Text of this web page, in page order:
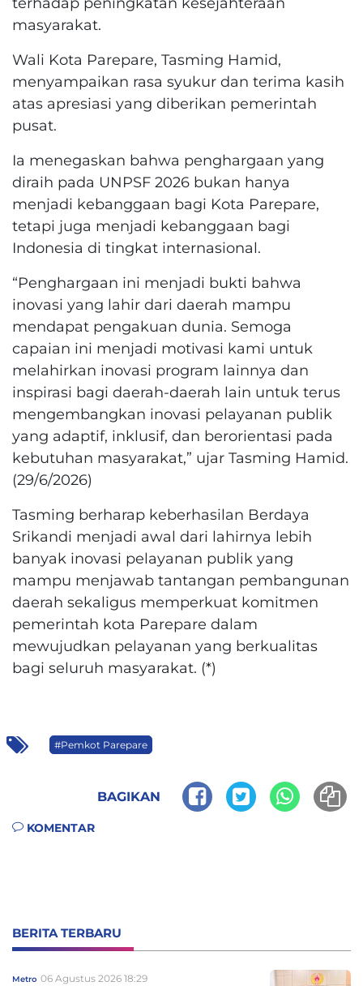
masyarakat.
Wali Kota Parepare, Tasming Hamid,
menyampaikan rasa syukur dan terima kasih
atas apresiasi yang diberikan pemerintah
pusat.
Ia menegaskan bahwa penghargaan yang
diraih pada UNPSF 2026 bukan hanya
menjadi kebanggaan bagi Kota Parepare,
tetapi juga menjadi kebanggaan bagi
Indonesia di tingkat internasional.
“Penghargaan ini menjadi bukti bahwa
inovasi yang lahir dari daerah mampu
mendapat pengakuan dunia. Semoga
capaian ini menjadi motivasi kami untuk
melahirkan inovasi program lainnya dan
inspirasi bagi daerah-daerah lain untuk terus
mengembangkan inovasi pelayanan publik
yang adaptif, inklusif, dan berorientasi pada
kebutuhan masyarakat,” ujar Tasming Hamid.
(29/6/2026)
Tasming berharap keberhasilan Berdaya
Srikandi menjadi awal dari lahirnya lebih
banyak inovasi pelayanan publik yang
mampu menjawab tantangan pembangunan
daerah sekaligus memperkuat komitmen
pemerintah kota Parepare dalam
mewujudkan pelayanan yang berkualitas
bagi seluruh masyarakat. (*)
#Pemkot Parepare
BAGIKAN
KOMENTAR
BERITA TERBARU
Metro 06 Agustus 2026 18:29